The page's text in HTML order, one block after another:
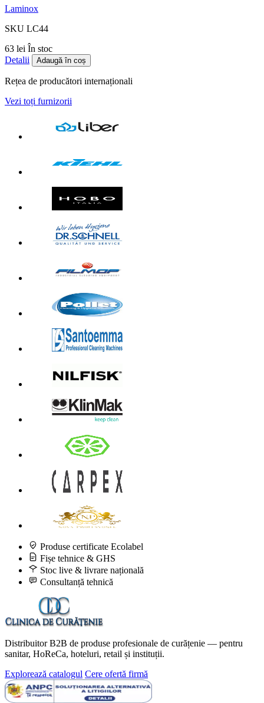
Laminox
SKU LC44
63 lei În stoc
Detalii
Adaugă în coș
Rețea de producători internaționali
Vezi toți furnizorii
Produse certificate Ecolabel
Fișe tehnice & GHS
Stoc live & livrare națională
Consultanță tehnică
Distribuitor B2B de produse profesionale de curățenie — pentru
sanitar, HoReCa, hoteluri, retail și instituții.
Explorează catalogul Cere ofertă firmă